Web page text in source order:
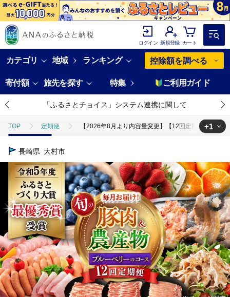
ログイン 新規登録 カート
カテゴリ 地域 ランキング 控除額を調べる
寄付額 旅先を探す 特集 ご利用ガイド
「ふるさとチョイス」システム連携に関して
TOP 定期便 【2026年8月より内容量変更】【12回定期便】豚肉
TOP
+1
長崎県 大村市